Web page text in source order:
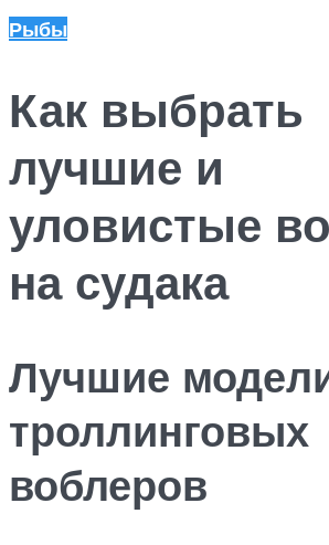
Рыбы
Как выбрать
лучшие и
уловистые
на судака
Лучшие
троллинговых
воблеров